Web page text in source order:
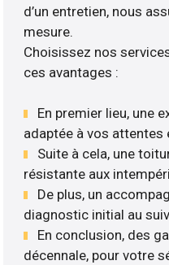
d’un entretien, nous
mesure.
Choisissez nos
ces avantages :
En premier lieu, une
adaptée à vos attentes
Suite à cela, une
résistante aux
De plus, un
diagnostic initial au
En conclusion, des
décennale, pour votre